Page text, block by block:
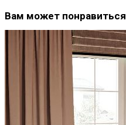
Вам может понравиться